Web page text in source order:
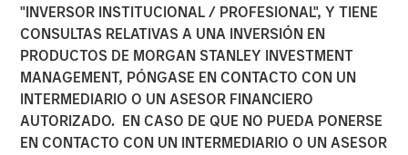
"INVERSOR INSTITUCIONAL / PROFESIONAL", Y TIENE
CONSULTAS RELATIVAS A UNA INVERSIÓN EN
PRODUCTOS DE MORGAN STANLEY INVESTMENT
MANAGEMENT, PÓNGASE EN CONTACTO CON UN
INTERMEDIARIO O UN ASESOR FINANCIERO
AUTORIZADO. EN CASO DE QUE NO PUEDA PONERSE
EN CONTACTO CON UN INTERMEDIARIO O UN ASESOR
Jim Caron
Chief Investment Officer,
Portfolio Solutions Group